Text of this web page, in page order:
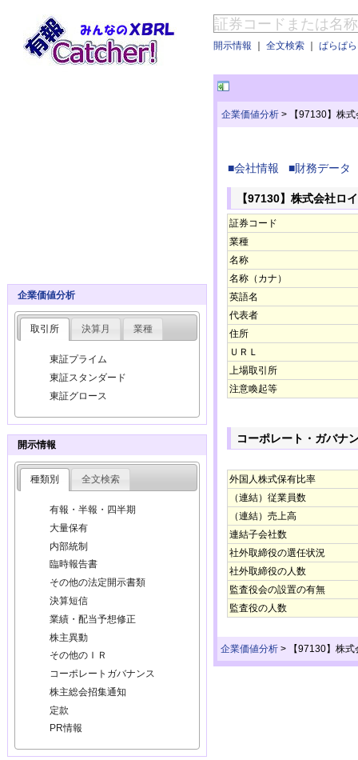
開示情報 ｜ 全文検索 ｜ ぱらぱ
企業価値分析 > 【97130】株
■会社情報 ■財務データ
【97130】株式会社ロ
証券コード
業種
名称
名称（カナ）
英語名
代表者
住所
ＵＲＬ
上場取引所
注意喚起等
コーポレート・ガバナ
外国人株式保有比率
（連結）従業員数
（連結）売上高
連結子会社数
社外取締役の選任状況
社外取締役の人数
監査役会の設置の有無
監査役の人数
企業価値分析 > 【97130】株
企業価値分析
取引所 決算月 業種
東証プライム
東証スタンダード
東証グロース
開示情報
種類別 全文検索
有報・半報・四半期
大量保有
内部統制
臨時報告書
その他の法定開示書類
決算短信
業績・配当予想修正
株主異動
その他のＩＲ
コーポレートガバナンス
株主総会招集通知
定款
PR情報